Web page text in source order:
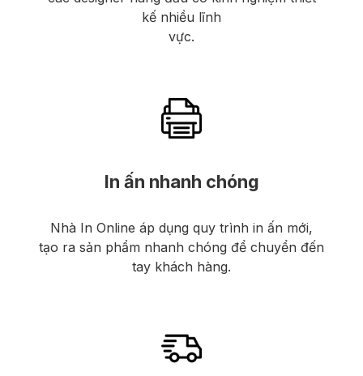
kế nhiều lĩnh
vực.
In ấn nhanh chóng
Nhà In Online áp dụng quy trình in ấn mới,
tạo ra sản phẩm nhanh chóng để chuyển đến
tay khách hàng.